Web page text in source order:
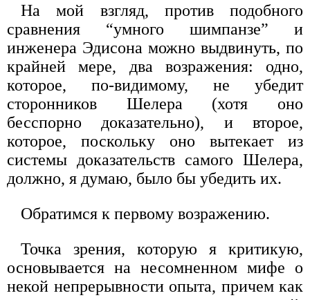
На мой взгляд, против подобного
сравнения “умного шимпанзе” и
инженера Эдисона можно выдвинуть, по
крайней мере, два возражения: одно,
которое, по-видимому, не убедит
сторонников Шелера (хотя оно
бесспорно доказательно), и второе,
которое, поскольку оно вытекает из
системы доказательств самого Шелера,
должно, я думаю, было бы убедить их.
Обратимся к первому возражению.
Точка зрения, которую я критикую,
основывается на несомненном мифе о
некой непрерывности опыта, причем как